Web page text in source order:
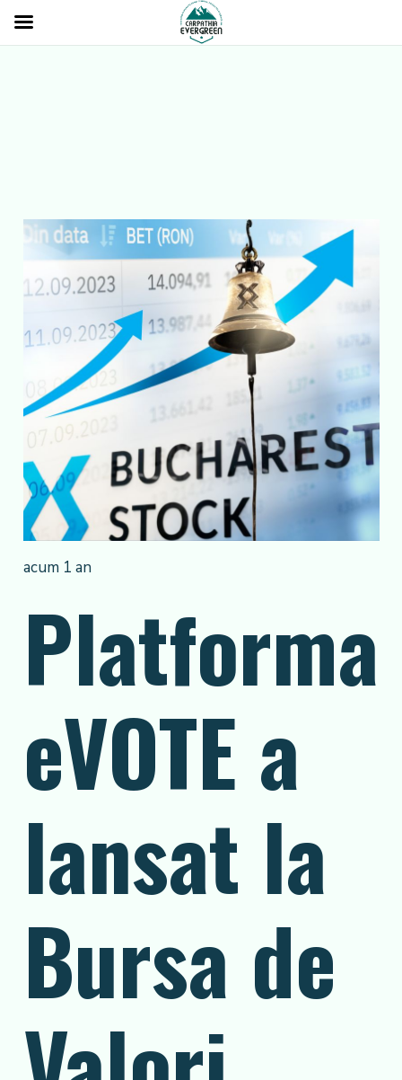
acum 1 an
Platforma
eVOTE a
lansat la
Bursa de